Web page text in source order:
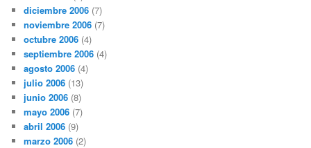
diciembre 2006 (7)
noviembre 2006 (7)
octubre 2006 (4)
septiembre 2006 (4)
agosto 2006 (4)
julio 2006 (13)
junio 2006 (8)
mayo 2006 (7)
abril 2006 (9)
marzo 2006 (2)